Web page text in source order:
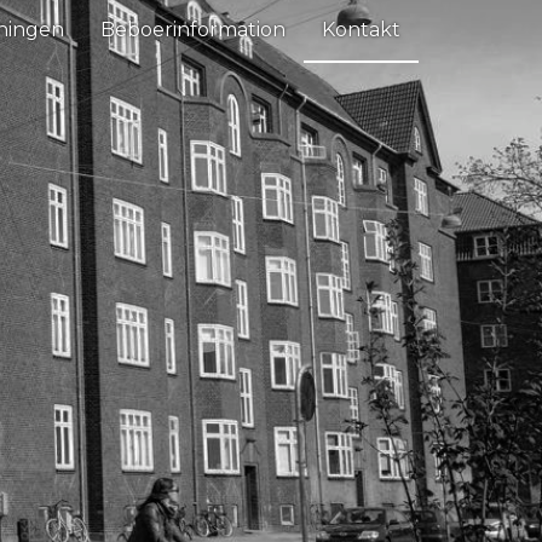
Beboerinformation Kontakt